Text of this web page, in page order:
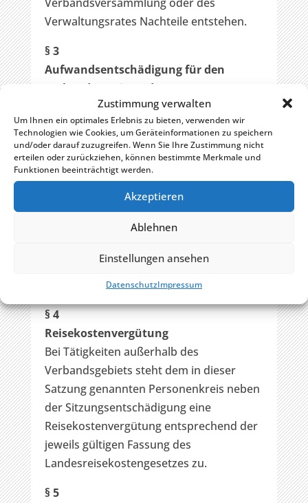
Zustimmung verwalten
Um Ihnen ein optimales Erlebnis zu bieten, verwenden wir
Technologien wie Cookies, um Geräteinformationen zu speichern
und/oder darauf zuzugreifen. Wenn Sie Ihre Zustimmung nicht
erteilen oder zurückziehen, können bestimmte Merkmale und
Funktionen beeinträchtigt werden.
Akzeptieren
Ablehnen
Einstellungen ansehen
DatenschutzImpressum
Verwaltungsrates Nachteile entstehen.
§ 3
Aufwandsentschädigung für den
Verbandsvorsitzenden
(1) Der/Die Verbandsvorsitzende erhält
für seine/ihre ehrenamtliche Tätigkeit
eine jährliche Aufwandsentschädigung in
Höhe von 700 Euro.
(2) Mit diesem Betrag sind jeweils alle
Auslagen und Aufwendungen für
Sitzungen und Dienstverrichtungen,
innerhalb des Verbands
gebiets, abgegolten.
§ 4
Reisekostenvergütung
Bei Tätigkeiten außerhalb des
Verbandsgebiets steht dem in dieser
Satzung genannten Personenkreis neben
der Sitzungsentschädigung eine
Reisekostenvergütung entsprechend der
jeweils gültigen Fassung des
Landesreisekostengesetzes zu.
§ 5